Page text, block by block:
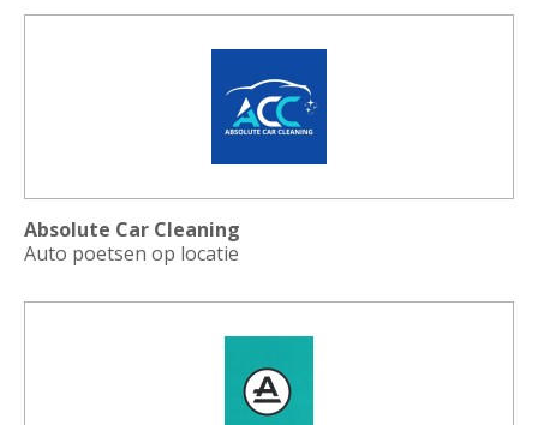
Absolute Car Cleaning
Auto poetsen op locatie